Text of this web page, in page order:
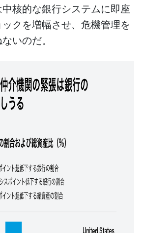
核的な銀行システムに即座
クを増幅させ、危機管理を
いのだ。